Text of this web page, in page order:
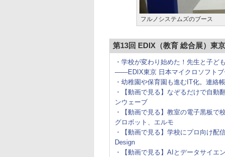
フルノシステムズのブース
第13回 EDIX（教育 総合展）東
・学校が変わり始めた！先生と子ど
――EDIX東京 日本マイクロソフトブ
・幼稚園や保育園も進むIT化。連絡
・【動画で見る】なぞるだけで自動
ンウェーブ
・【動画で見る】教室の電子黒板で
グロボット、エルモ
・【動画で見る】学校にプロ向け配
Design
・【動画で見る】AIとデータサイエ